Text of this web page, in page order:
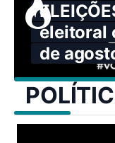
eleitoral
de